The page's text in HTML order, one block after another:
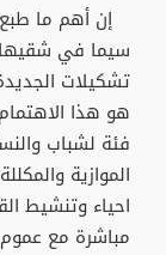
إن أهم ما
سيما في شقيها
تشكيلات
هو هذا
فئة لشباب
الموازية
احياء وتنشيط
مباشرة مع عموم